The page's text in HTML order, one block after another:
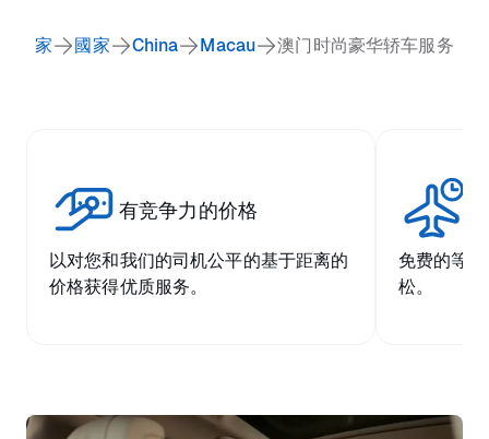
家 國家 China Macau 澳门时尚豪华轿车服务
有竞争力的价格
以对您和我们的司机公平的基于距离的
价格获得优质服务。
免费的等
松。